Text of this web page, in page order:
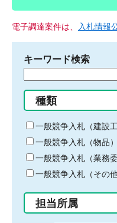
電子調達案件は、 入札情報
キーワード検索
る
キ
ー
ワ
ー
ド
入
力
種類
一般競争入札（建設工
一般競争入札（物品）
一般競争入札（業務委
一般競争入札（その他
担当所属